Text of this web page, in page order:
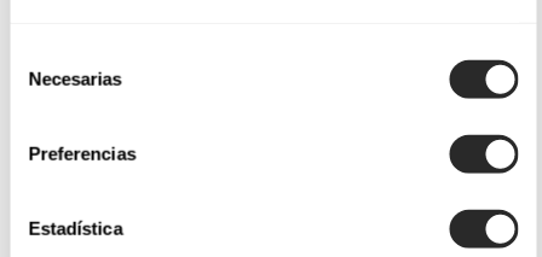
Necesarias
Preferencias
Estadística